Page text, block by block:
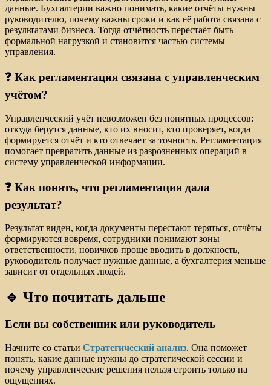
данные. Бухгалтерии важно понимать, какие отчёты нужны
руководителю, почему важны сроки и как её работа связана с
результатами бизнеса. Тогда отчётность перестаёт быть
формальной нагрузкой и становится частью системы
управления.
❓ Как регламентация связана с управленческим
учётом?
Управленческий учёт невозможен без понятных процессов:
откуда берутся данные, кто их вносит, кто проверяет, когда
формируется отчёт и кто отвечает за точность. Регламентация
помогает превратить данные из разрозненных операций в
систему управленческой информации.
❓ Как понять, что регламентация дала
результат?
Результат виден, когда документы перестают теряться, отчёты
формируются вовремя, сотрудники понимают зоны
ответственности, новичков проще вводить в должность,
руководитель получает нужные данные, а бухгалтерия меньше
зависит от отдельных людей.
🔹 Что почитать дальше
Если вы собственник или руководитель
Начните со статьи Стратегический анализ. Она поможет
понять, какие данные нужны до стратегической сессии и
почему управленческие решения нельзя строить только на
ощущениях.